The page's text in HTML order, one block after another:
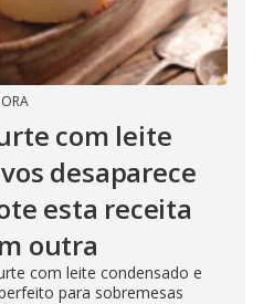
com leite
desaparece
esta receita
outra
com leite condensado e
para sobremesas